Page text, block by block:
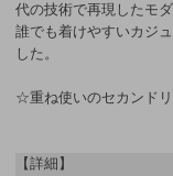
代の技術で再現したモ
誰でも着けやすいカジ
した。
☆重ね使いのセカンド
【詳細】